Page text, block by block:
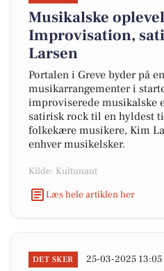
Musikalske
Improvisation,
Larsen
Portalen i Greve byder på
musikarrangementer i
improviserede musikalske
satirisk rock til en hyldest
folkekære musikere, Kim
enhver musikelsker.
Kilde: Kultunaut
Læs hele artiklen her
DET SKER 25-03-2025 13:05